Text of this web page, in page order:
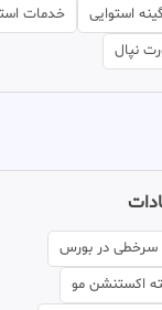
استوایی
خدمات
نپال
در بورس
اکستنشن مو